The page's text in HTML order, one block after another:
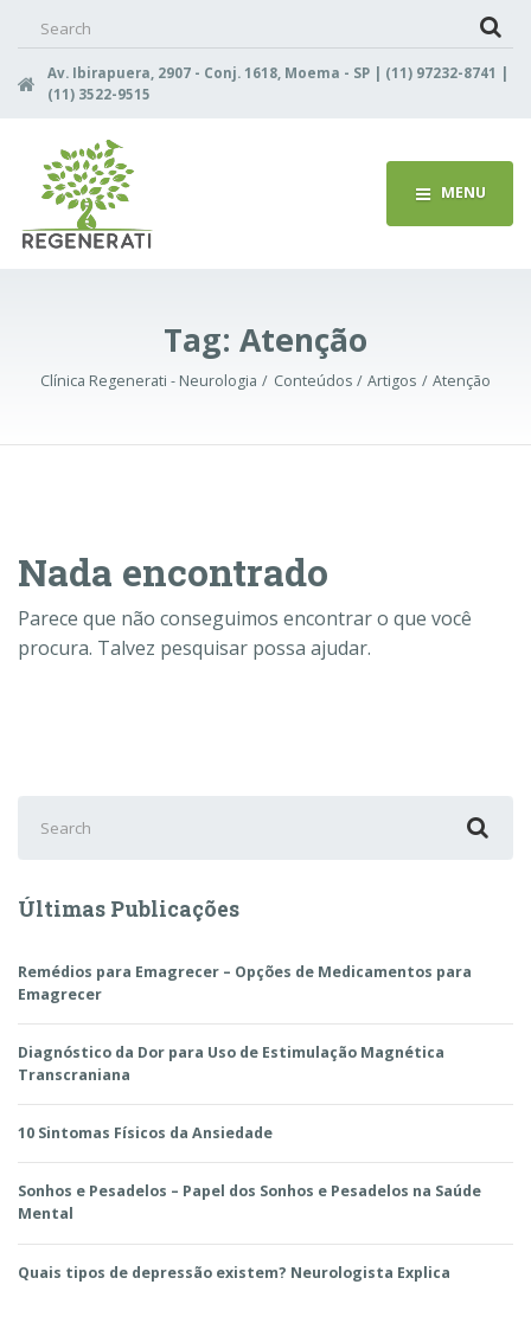
Av. Ibirapuera, 2907 - Conj. 1618, Moema - SP | (11) 97232-8741 |
(11) 3522-9515
MENU
Tag: Atenção
Clínica Regenerati - Neurologia Conteúdos Artigos Atenção
Nada encontrado
Parece que não conseguimos encontrar o que você
procura. Talvez pesquisar possa ajudar.
for:
Últimas Publicações
Remédios para Emagrecer – Opções de Medicamentos para
Emagrecer
Diagnóstico da Dor para Uso de Estimulação Magnética
Transcraniana
10 Sintomas Físicos da Ansiedade
Sonhos e Pesadelos – Papel dos Sonhos e Pesadelos na Saúde
Mental
Quais tipos de depressão existem? Neurologista Explica